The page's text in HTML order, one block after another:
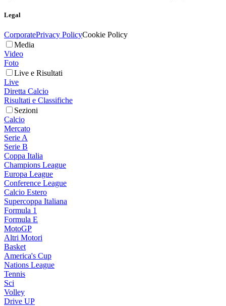
Legal
CorporatePrivacy PolicyCookie Policy
Media
Video
Foto
Live e Risultati
Live
Diretta Calcio
Risultati e Classifiche
Sezioni
Calcio
Mercato
Serie A
Serie B
Coppa Italia
Champions League
Europa League
Conference League
Calcio Estero
Supercoppa Italiana
Formula 1
Formula E
MotoGP
Altri Motori
Basket
America's Cup
Nations League
Tennis
Sci
Volley
Drive UP